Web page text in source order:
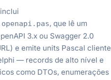
, que lê um
3.x ou Swagger 2.0
e emite units Pascal cliente
— records de alto nível e
como DTOs, enumerações